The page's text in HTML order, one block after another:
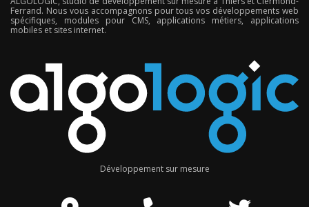
Ferrand. Nous vous accompagnons pour tous vos développements web
spécifiques, modules pour CMS, applications métiers, applications
mobiles et sites internet.
Développement sur mesure